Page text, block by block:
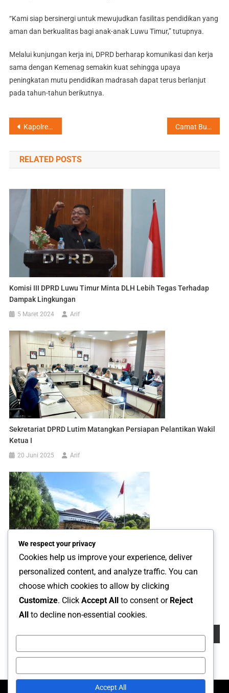
“Kami siap bersinergi untuk mewujudkan fasilitas pendidikan yang
aman dan berkualitas bagi anak-anak Luwu Timur,” tutupnya.
Melalui kunjungan kerja ini, DPRD berharap komunikasi dan kerja
sama dengan Kemenag semakin kuat sehingga upaya
peningkatan mutu pendidikan madrasah dapat terus berlanjut
pada tahun-tahun berikutnya.
Navigasi
pos
Kapolres Lakukan Koordinasi ke BPBD Lutim, Perkuat Langkah Antisipasi dan Kesiapsiagaan Camat Burau Lakukan Grand Opening Makanan Bergizi Gratis di Desa Jalajja
RELATED POSTS
Komisi III DPRD Luwu Timur Minta DLH Lebih Tegas Terhadap
Dampak Lingkungan
5 Maret 2024 Arif
Sekretariat DPRD Lutim Matangkan Persiapan Pelantikan Wakil
Ketua I
20 Juni 2025 Arif
Besok, DPRD Lutim Fasilitasi Warga Lampia Bahas Polemik
Lahan Kompensasi DAM Karebbe Lewat RDP
29 September 2025 Arif
Cari
We respect your privacy
Cookies help us improve your experience, deliver
personalized content, and analyze traffic. You can
choose which cookies to allow by clicking
Customize. Click Accept All to consent or Reject
All to decline non-essential cookies.
Accept All